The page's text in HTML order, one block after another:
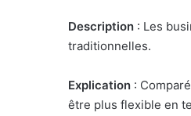
Description : Les
traditionnelles.
Explication :
être plus flexible en